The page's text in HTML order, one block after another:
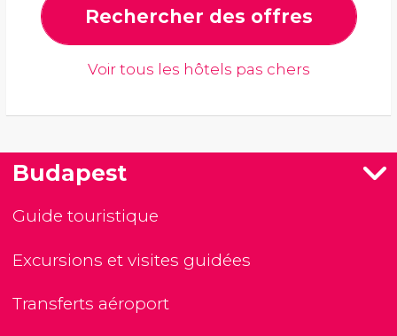
Rechercher des offres
Voir tous les hôtels pas chers
Budapest
Guide touristique
Excursions et visites guidées
Transferts aéroport